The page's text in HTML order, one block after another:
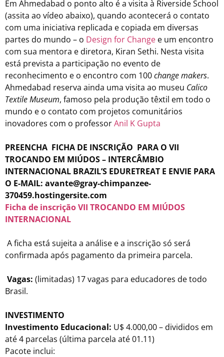
Em Ahmedabad o ponto alto é a visita à Riverside School
(assita ao vídeo abaixo), quando acontecerá o contato
com uma iniciativa replicada e copiada em diversas
partes do mundo – o Design for Change e um encontro
com sua mentora e diretora, Kiran Sethi. Nesta visita
está prevista a participação no evento de
reconhecimento e o encontro com 100change makers.
Ahmedabad reserva ainda uma visita ao museu Calico
Textile Museum, famoso pela produção têxtil em todo o
mundo e o contato com projetos comunitários
inovadores com o professorAnil K Gupta
PREENCHA FICHA DE INSCRIÇÃO PARA O VII
TROCANDO EM MIÚDOS – INTERCÂMBIO
INTERNACIONAL BRAZIL’S EDURETREAT E ENVIE PARA
O E-MAIL: avante@gray-chimpanzee-
370459.hostingersite.com
Ficha de inscrição VII TROCANDO EM MIÚDOS
INTERNACIONAL
A ficha está sujeita a análise e a inscrição só será
confirmada após pagamento da primeira parcela.
Vagas: (limitadas) 17 vagas para educadores de todo
Brasil.
INVESTIMENTO
Investimento Educacional: U$ 4.000,00 – divididos em
até 4 parcelas (última parcela até 01.11)
Pacote inclui: